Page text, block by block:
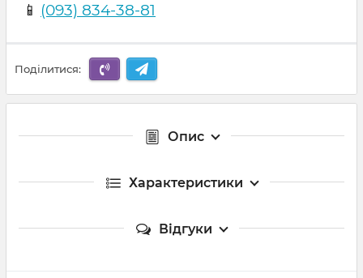
📱 (093) 834-38-81
Поділитися:
Опис
Характеристики
Відгуки